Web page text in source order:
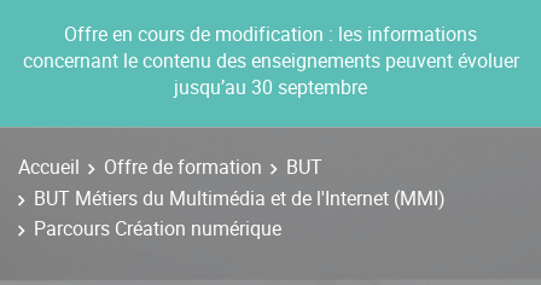
Offre en cours de modification : les informations
concernant le contenu des enseignements peuvent évoluer
jusqu’au 30 septembre
Accueil Offre de formation
BUT
BUT Métiers du Multimédia et de l'Internet (MMI)
Parcours Création numérique